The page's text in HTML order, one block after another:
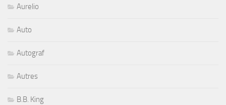
Aurelio
Auto
Autograf
Autres
B.B. King